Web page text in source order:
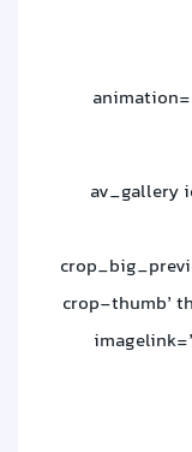
[av_gallery
crop-thumb’